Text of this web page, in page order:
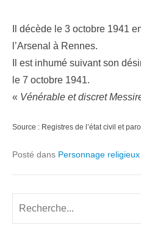
Il décède le 3 octobre 1941
l’Arsenal à Rennes.
Il est inhumé suivant son
le 7 octobre 1941.
« Vénérable et discret
Source : Registres de l’état civil et
Posté dans Personnage religieux